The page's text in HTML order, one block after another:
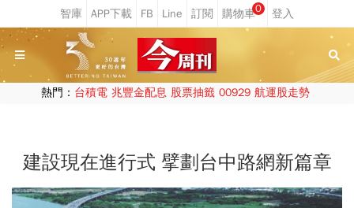
0
熱門： 台積電 兆豐金配息 股票抽籤 00929 航運股走勢
建設現在進行式 擘劃台中路網新篇章